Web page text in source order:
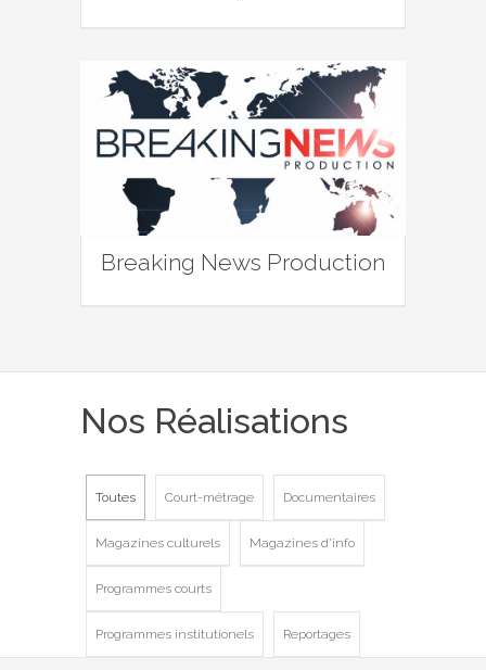
Breaking News Production
Nos Réalisations
Toutes Court-métrage Documentaires
Magazines culturels Magazines d'info
Programmes courts
Programmes institutionels Reportages